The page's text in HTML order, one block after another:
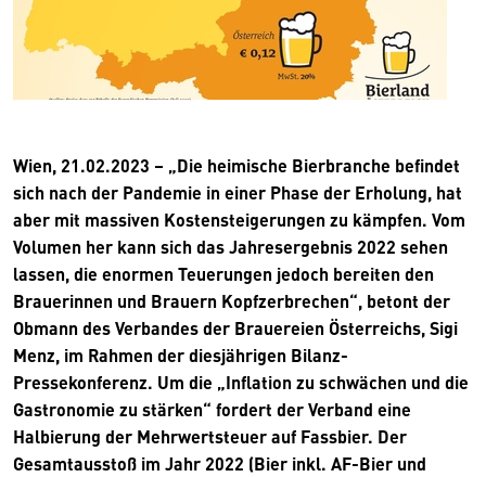
Wien, 21.02.2023 – „Die heimische Bierbranche befindet
sich nach der Pandemie in einer Phase der Erholung, hat
aber mit massiven Kostensteigerungen zu kämpfen. Vom
Volumen her kann sich das Jahresergebnis 2022 sehen
lassen, die enormen Teuerungen jedoch bereiten den
Brauerinnen und Brauern Kopfzerbrechen“, betont der
Obmann des Verbandes der Brauereien Österreichs, Sigi
Menz, im Rahmen der diesjährigen Bilanz-
Pressekonferenz. Um die „Inflation zu schwächen und die
Gastronomie zu stärken“ fordert der Verband eine
Halbierung der Mehrwertsteuer auf Fassbier. Der
Gesamtausstoß im Jahr 2022 (Bier inkl. AF-Bier und